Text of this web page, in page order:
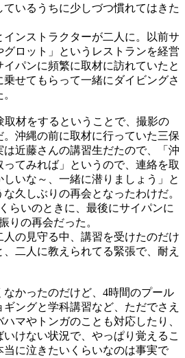
いるうちに少しづつ慣れてはきた
インストラクターが二人に。以前サ
ロット」というレストランを経営
パンに頻繁に取材に訪れていたと
せてもらって一緒にダイビングさ
取材をするということで、撮影の
。沖縄の前に取材に行っていた三保
近藤さんの講習生だたので、「沖
てみれば」というので、連絡を取
いな～、一緒に潜りましょう」と
久しぶりの再会となったわけだ。
らいのときに、最後にサイパンに
りの再会だった。
の見守る中、講習を受けたのだけ
二人に教えられてる緊張で、耐え
かったのだけど、4時間のプール
ングと学科講習など、ただでさえ
マやトンガのことも対応したり、
けない状況で、やっぱり覚えるこ
当に泣きたいくらいなのは事実で